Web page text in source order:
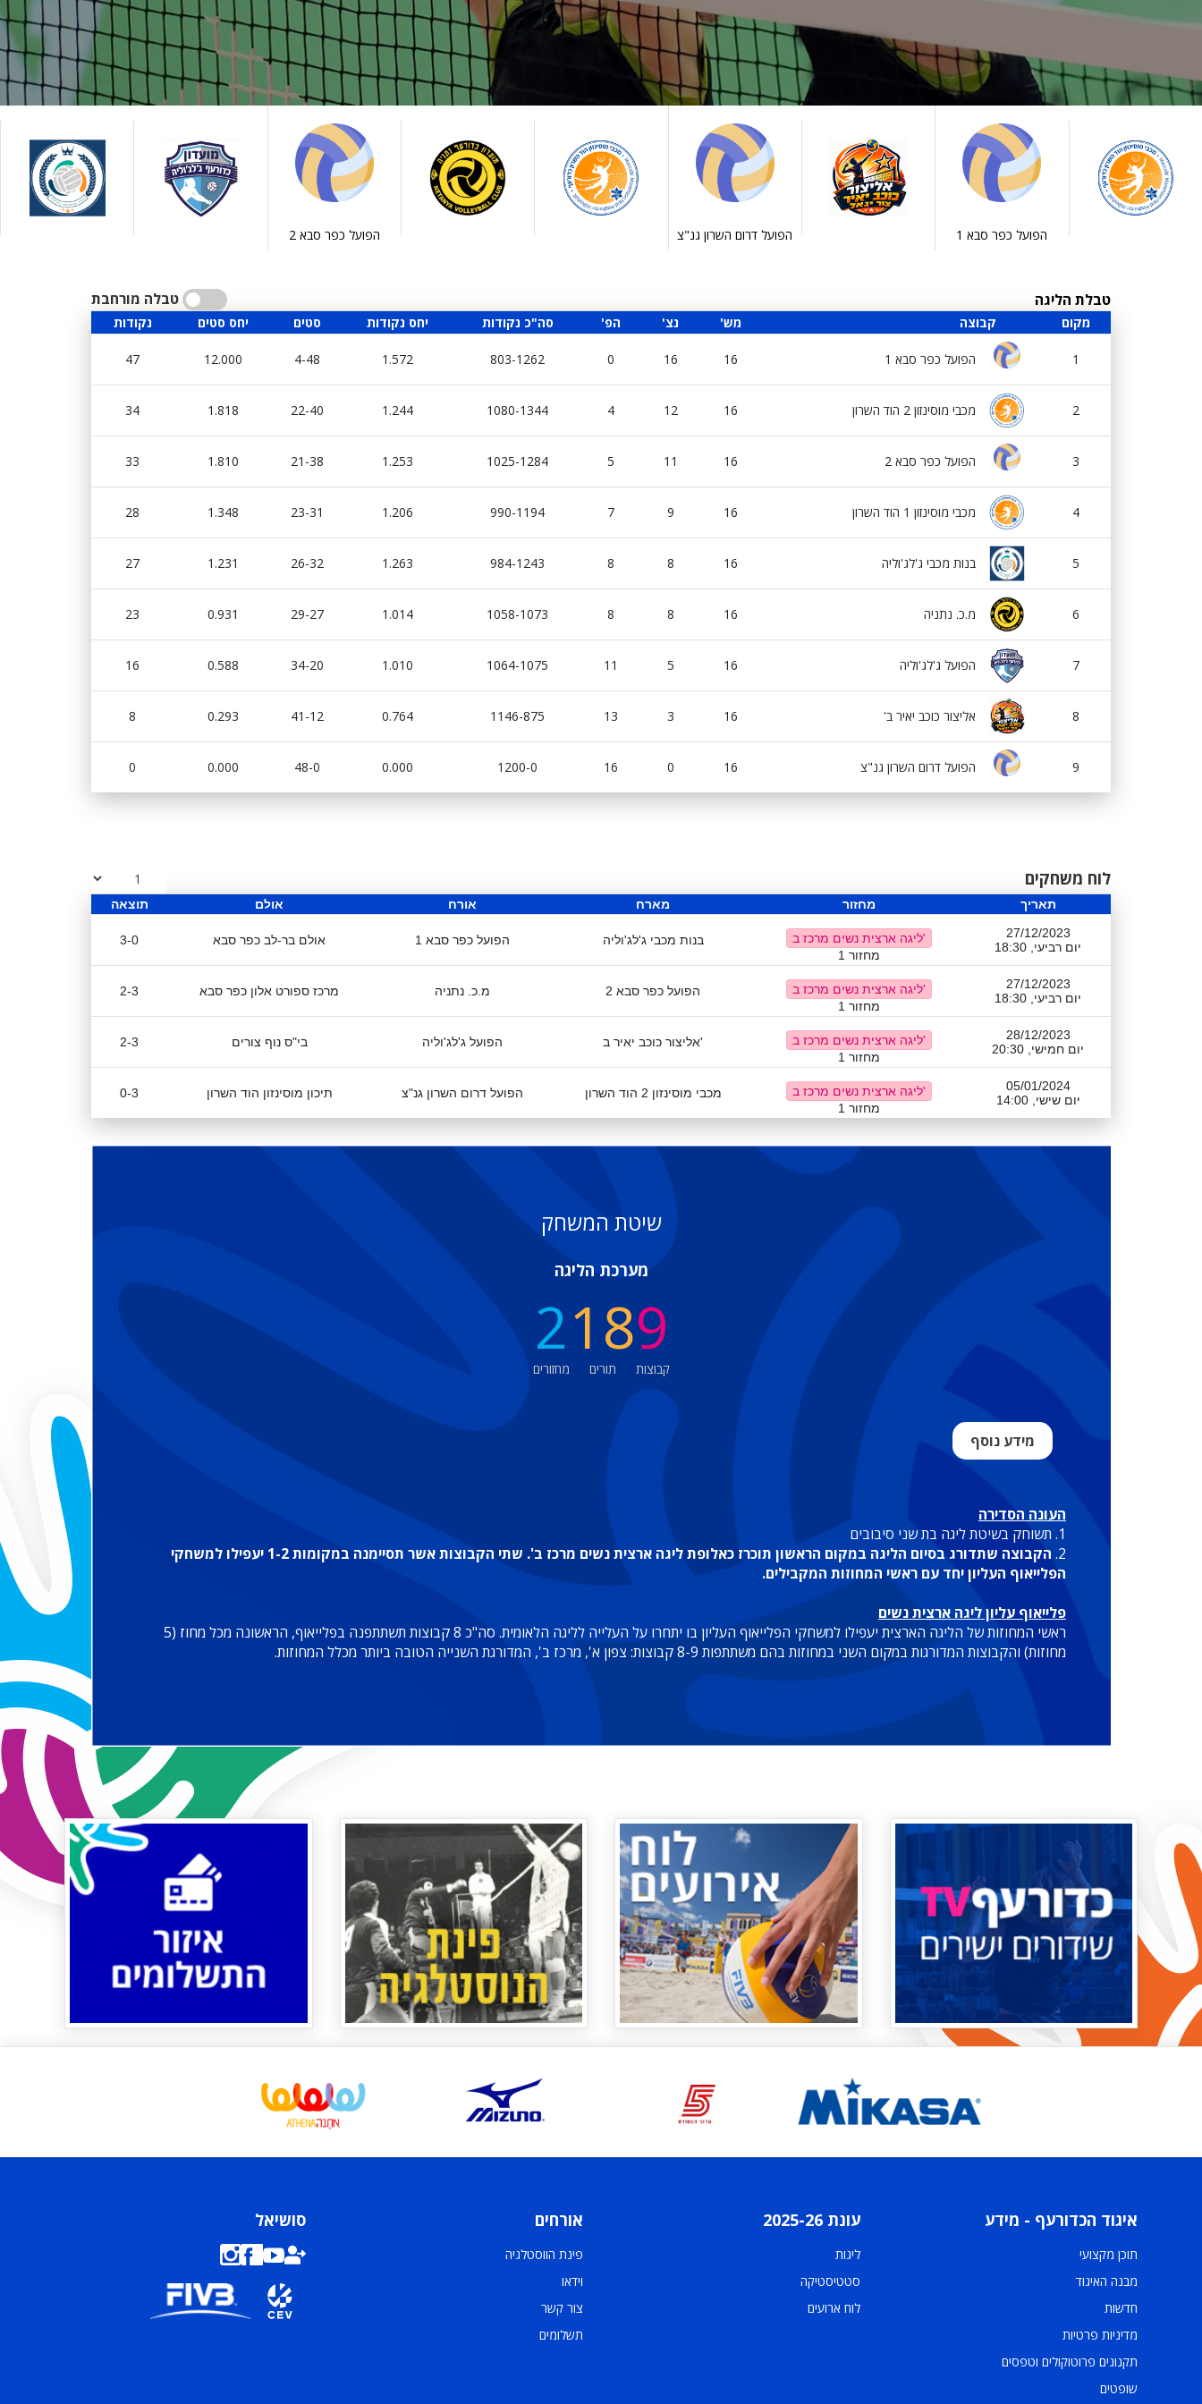
הפועל כפר סבא 2 הפועל דרום השרון גנ"צ הפועל כפר סבא 1
טבלה מורחבת טבלת הליגה
נקודות יחס סטים סטים יחס נקודות סה"כ נקודות 'הפ 'נצ 'מש קבוצה מקום
47 12.000 4-48 1.572 803-1262 0 16 16 הפועל כפר סבא 1 1
34 1.818 22-40 1.244 1080-1344 4 12 16 מכבי מוסינזון 2 הוד השרון 2
33 1.810 21-38 1.253 1025-1284 5 11 16 הפועל כפר סבא 2 3
28 1.348 23-31 1.206 990-1194 7 9 16 מכבי מוסינזון 1 הוד השרון 4
27 1.231 26-32 1.263 984-1243 8 8 16 בנות מכבי ג'לג'וליה 5
23 0.931 29-27 1.014 1058-1073 8 8 16 מ.כ. נתניה 6
16 0.588 34-20 1.010 1064-1075 11 5 16 הפועל ג'לג'וליה 7
8 0.293 41-12 0.764 1146-875 13 3 16 אליצור כוכב יאיר ב' 8
0 0.000 48-0 0.000 1200-0 16 0 16 הפועל דרום השרון גנ"צ 9
לוח משחקים
תוצאה אולם אורח מארח מחזור תאריך
3-0 אולם בר-לב כפר סבא הפועל כפר סבא 1 בנות מכבי ג'לג'וליה
ליגה ארצית נשים מרכז ב'
מחזור 1
27/12/2023
יום רביעי, 18:30
2-3 מרכז ספורט אלון כפר סבא מ.כ. נתניה הפועל כפר סבא 2
ליגה ארצית נשים מרכז ב'
מחזור 1
27/12/2023
יום רביעי, 18:30
2-3 בי"ס נוף צורים הפועל ג'לג'וליה אליצור כוכב יאיר ב'
ליגה ארצית נשים מרכז ב'
מחזור 1
28/12/2023
יום חמישי, 20:30
0-3 תיכון מוסינזון הוד השרון הפועל דרום השרון גנ"צ מכבי מוסינזון 2 הוד השרון
ליגה ארצית נשים מרכז ב'
מחזור 1
05/01/2024
יום שישי, 14:00
שיטת המשחק
מערכת הליגה
2
מחזורים
18
תורים
9
קבוצות
מידע נוסף
העונה הסדירה
1. תשוחק בשיטת ליגה בת שני סיבובים
2.
הקבוצה שתדורג בסיום הליגה במקום הראשון תוכרז כאלופת ליגה ארצית נשים מרכז ב'. שתי הקבוצות אשר תסיימנה במקומות 1-2 יעפילו למשחקי
הפלייאוף העליון יחד עם ראשי המחוזות המקבילים.
פלייאוף עליון ליגה ארצית נשים
ראשי המחוזות של הליגה הארצית יעפילו למשחקי הפלייאוף העליון בו יתחרו על העלייה לליגה הלאומית. סה"כ 8 קבוצות תשתתפנה בפלייאוף, הראשונה מכל מחוז (5
מחוזות) והקבוצות המדורגות במקום השני במחוזות בהם משתתפות 8-9 קבוצות: צפון א', מרכז ב', המדורגת השנייה הטובה ביותר מכלל המחוזות.
איגוד הכדורעף - מידע
תוכן מקצועי
מבנה האיגוד
חדשות
מדיניות פרטיות
תקנונים פרוטוקולים וטפסים
שופטים
עונת 2025-26
ליגות
סטטיסטיקה
לוח ארועים
אורחים
פינת הווסטלגיה
וידאו
צור קשר
תשלומים
סושיאל